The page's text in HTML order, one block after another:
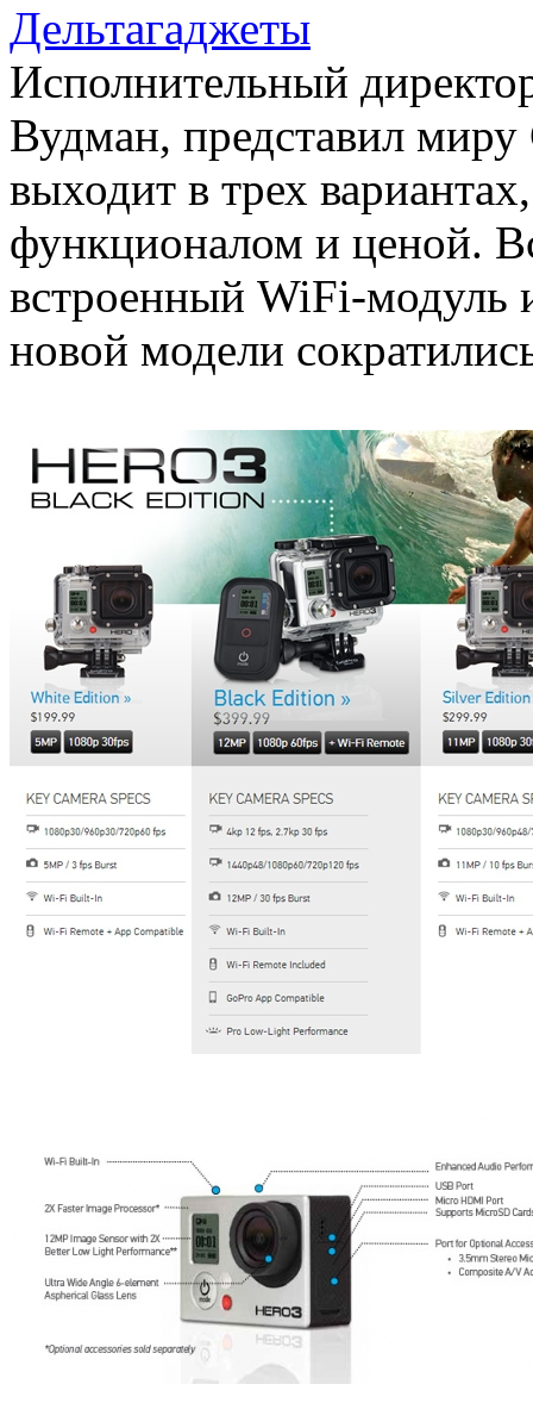
Дельтагаджеты
Исполнительный
Вудман, представил
выходит в трех
функционалом и ценой.
встроенный WiFi-модуль
новой модели